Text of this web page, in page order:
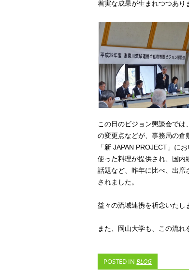
着実な成果が生まれつつあり
この日のビジョン懇談会で
の変更点などが、事務局の
「新 JAPAN PROJECT」に
使った料理が提供され、国内
話題など、昨年に比べ、出席
されました。
益々の流域連携を祈念いたし
また、岡山大学も、この流れ
POSTED INBLOG